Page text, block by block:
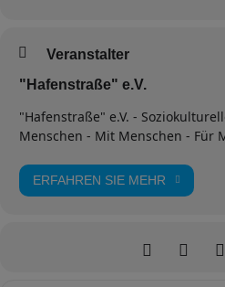
Veranstalter
"Hafenstraße" e.V.
"Hafenstraße" e.V. -
Menschen - Mit Menschen - Für
ERFAHREN SIE MEHR